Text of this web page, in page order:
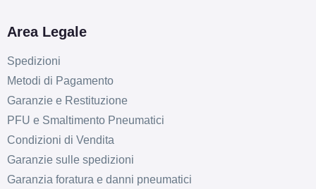
Area Legale
Spedizioni
Metodi di Pagamento
Garanzie e Restituzione
PFU e Smaltimento Pneumatici
Condizioni di Vendita
Garanzie sulle spedizioni
Garanzia foratura e danni pneumatici